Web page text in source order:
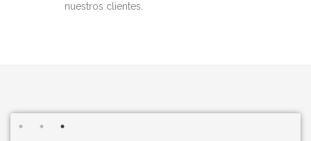
nuestros clientes.